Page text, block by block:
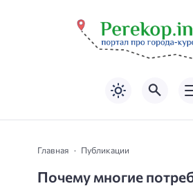
Главная Публикации
Почему многие